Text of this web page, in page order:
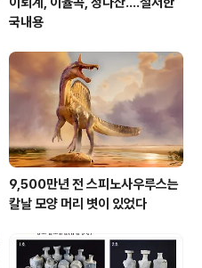
국내용
9,500만년 전 스피노사우루스는
칼날 모양 머리 볏이 있었다